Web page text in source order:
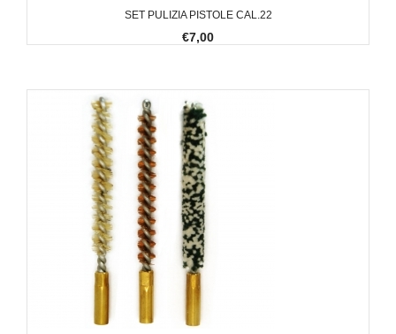
SET PULIZIA PISTOLE CAL.22
€7,00